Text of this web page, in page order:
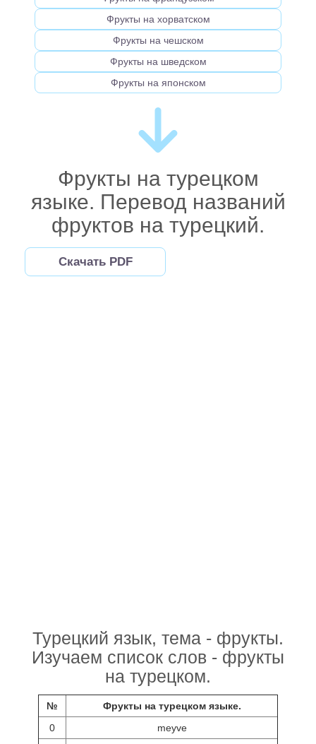
Фрукты на хорватском
Фрукты на чешском
Фрукты на шведском
Фрукты на японском
Фрукты на турецком
языке. Перевод названий
фруктов на турецкий.
Скачать PDF
Турецкий язык, тема - фрукты.
Изучаем список слов - фрукты
на турецком.
№
Фрукты на турецком языке.
0
meyve